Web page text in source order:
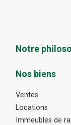
Notre
Nos biens
Ventes
Locations
Immeubles de